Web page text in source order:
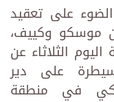
على تعقيد
موسكو وكييف،
الثلاثاء عن
على دير
في منطقة